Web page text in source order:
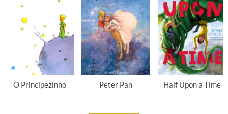
O Principezinho Peter Pan Half Upon a Time